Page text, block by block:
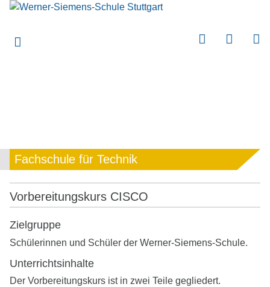
Fachschule für Technik
Vorbereitungskurs CISCO
Zielgruppe
Schülerinnen und Schüler der Werner-Siemens-Schule.
Unterrichtsinhalte
Der Vorbereitungskurs ist in zwei Teile gegliedert.